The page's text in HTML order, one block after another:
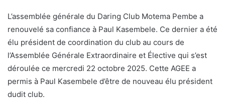
L’assemblée générale du Daring Club Motema Pembe a
renouvelé sa confiance à Paul Kasembele. Ce dernier a été
élu président de coordination du club au cours de
l’Assemblée Générale Extraordinaire et Élective qui s’est
déroulée ce mercredi 22 octobre 2025. Cette AGEE a
permis à Paul Kasembele d’être de nouveau élu président
dudit club.